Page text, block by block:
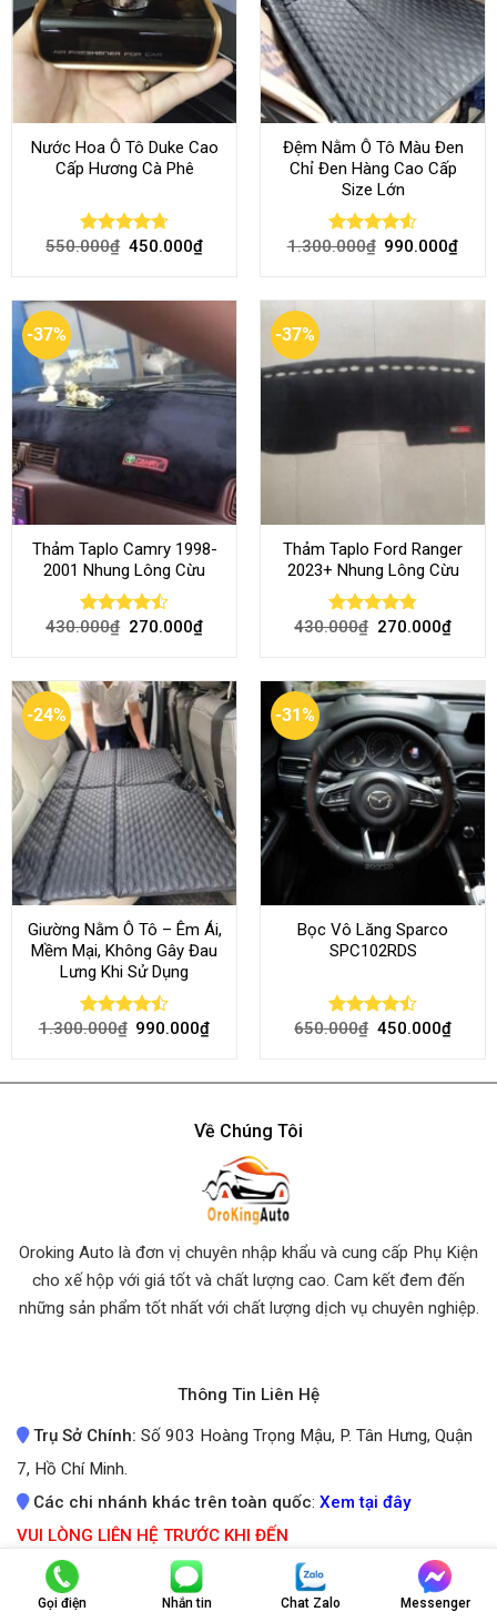
Nước Hoa Ô Tô Duke Cao
Cấp Hương Cà Phê
Rated4.70
550.000₫ 450.000₫
Đệm Nằm Ô Tô Màu Đen
Chỉ Đen Hàng Cao Cấp
Size Lớn
Rated 4.54
1.300.000₫ 990.000₫
-37%
Thảm Taplo Camry 1998-
2001 Nhung Lông Cừu
Rated
430.000₫ 270.000₫
-37%
Thảm Taplo Ford Ranger
2023+ Nhung Lông Cừu
Rated 4.80
430.000₫ 270.000₫
-24%
Giường Nằm Ô Tô – Êm Ái,
Mềm Mại, Không Gây Đau
Lưng Khi Sử Dụng
Rated
1.300.000₫ 990.000₫
-31%
Bọc Vô Lăng Sparco
SPC102RDS
Rated
650.000₫ 450.000₫
Về Chúng Tôi
Oroking Auto là đơn vị chuyên nhập khẩu và cung cấp Phụ Kiện
cho xế hộp với giá tốt và chất lượng cao. Cam kết đem đến
những sản phẩm tốt nhất với chất lượng dịch vụ chuyên nghiệp.
Thông Tin Liên Hệ
Trụ Sở Chính: Số 903 Hoàng Trọng Mậu, P. Tân Hưng, Quận
7, Hồ Chí Minh.
Các chi nhánh khác trên toàn quốc: Xem tại đây
VUI LÒNG LIÊN HỆ TRƯỚC KHI ĐẾN
ĐỂ ĐƯỢC PHỤC VỤ TỐT NHẤT
Giờ mở cửa:
Từ 8:00 - 17:00 hằng ngày
Gọi điện Nhắn tin Chat Zalo Messenger